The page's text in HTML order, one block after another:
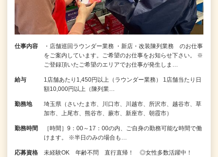
仕事内容
・店舗巡回ラウンダー業務 ・新店・改装陳列業務 のお仕事
をご案内しています。ご希望のお仕事をお知らせ下さい。 ※
ご登録頂いたご希望のエリアでお仕事が発生しま…
給与
1店舗あたり1,450円以上（ラウンダー業務） 1店舗当たり日
額10,000円以上（陳列業…
勤務地
埼玉県（さいたま市、川口市、川越市、所沢市、越谷市、草
加市、上尾市、熊谷市、蕨市、新座市、朝霞市）
勤務時間
［時間］9：00～17：00の内、ご自身の勤務可能な時間で働
けます。 ※半日のみの場合も…
応募資格
未経験OK 年齢不問 直行直帰！ ◎女性多数活躍中！